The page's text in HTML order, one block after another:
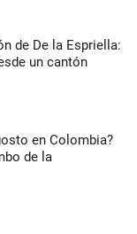
de De la Espriella:
un cantón
en Colombia?
de la